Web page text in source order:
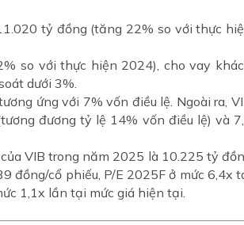
tỷ đồng (tăng 22% so với thực
so với thực hiện 2024), cho vay
dưới 3%.
ứng với 7% vốn điều lệ. Ngoài ra,
đương tỷ lệ 14% vốn điều lệ) và
VIB trong năm 2025 là 10.225 tỷ
đồng/cổ phiếu, P/E 2025F ở mức 6,4x
1,1x lần tại mức giá hiện tại.